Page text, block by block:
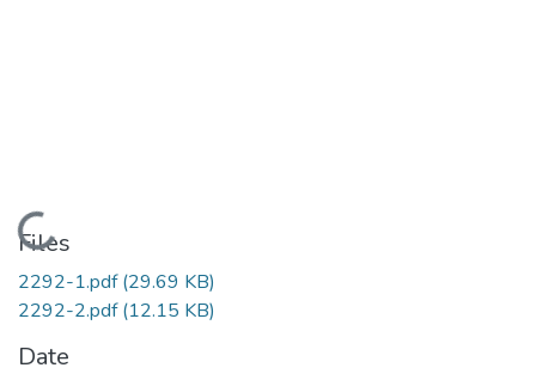
Loading...
Files
2292-1.pdf(29.69 KB)
2292-2.pdf(12.15 KB)
Date